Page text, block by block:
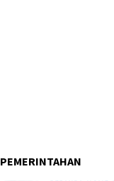
PEMERINTAHAN